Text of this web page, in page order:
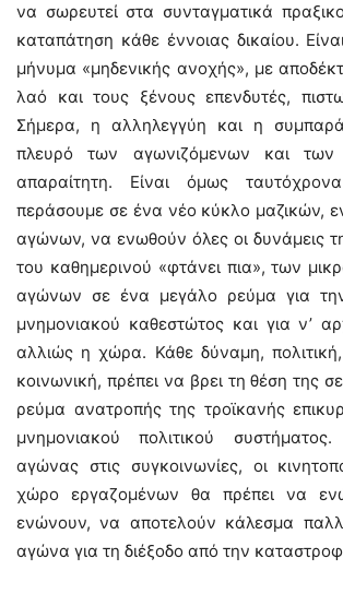
να σωρευτεί στα συνταγματικά
καταπάτηση κάθε έννοιας δικαίου.
μήνυμα «μηδενικής ανοχής», με
λαό και τους ξένους επενδυτές,
Σήμερα, η αλληλεγγύη και η
πλευρό των αγωνιζόμενων και των
απαραίτητη. Είναι όμως
περάσουμε σε ένα νέο κύκλο μαζικών,
αγώνων, να ενωθούν όλες οι δυνάμεις
του καθημερινού «φτάνει πια», των
αγώνων σε ένα μεγάλο ρεύμα για
μνημονιακού καθεστώτος και για ν’
αλλιώς η χώρα. Κάθε δύναμη, πολιτική,
κοινωνική, πρέπει να βρει τη θέση της
ρεύμα ανατροπής της τροϊκανής
μνημονιακού πολιτικού
αγώνας στις συγκοινωνίες, οι
χώρο εργαζομένων θα πρέπει να
ενώνουν, να αποτελούν κάλεσμα
αγώνα για τη διέξοδο από την